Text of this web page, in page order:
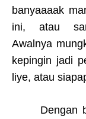
banyaaaak
ini, atau
Awalnya
kepingin jadi
liye, atau
Dengan